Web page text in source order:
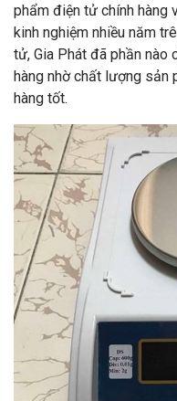
phẩm điện tử chính hàng
kinh nghiệm nhiều năm
tử, Gia Phát đã phần nào
hàng nhờ chất lượng sản
hàng tốt.